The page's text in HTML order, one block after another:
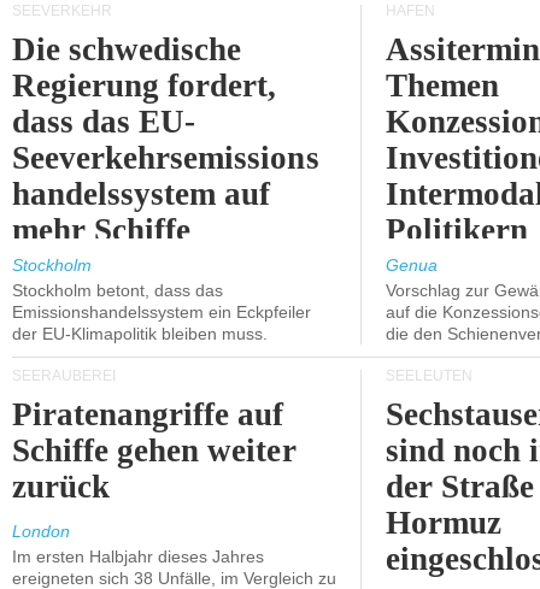
SEEVERKEHR
Die schwedische
Regierung fordert,
dass das EU-
Seeverkehrsemissions
handelssystem auf
mehr Schiffe
ausgeweitet wird.
Stockholm
Stockholm betont, dass das
Emissionshandelssystem ein Eckpfeiler
der EU-Klimapolitik bleiben muss.
HÄFEN
Themen
Politikern
Genua
Vorschlag zur
auf die
die den
SEERÄUBEREI
Piratenangriffe auf
Schiffe gehen weiter
zurück
London
Im ersten Halbjahr dieses Jahres
ereigneten sich 38 Unfälle, im Vergleich zu
SEELEUTEN
sind noch
der
Hormuz